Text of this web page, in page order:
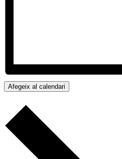
Afegeix al calendari